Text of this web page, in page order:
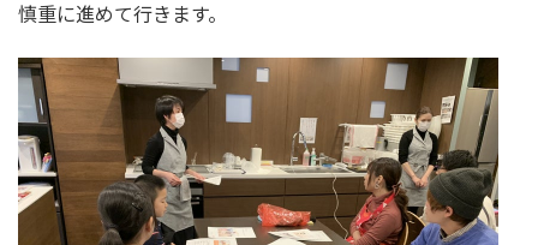
慎重に進めて行きます。